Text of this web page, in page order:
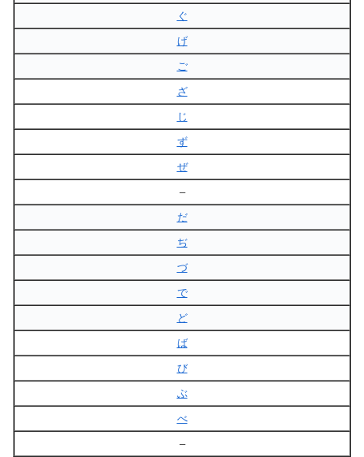
ぐ
げ
ご
ざ
じ
ず
ぜ
–
だ
ぢ
づ
で
ど
ば
び
ぶ
べ
–